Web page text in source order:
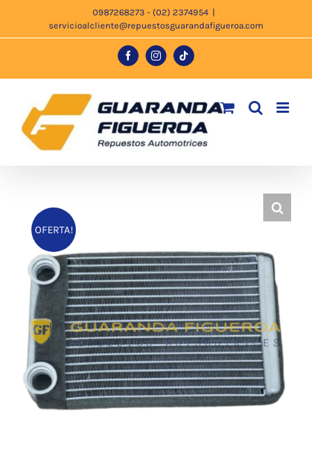
0987268273 - (02) 2374954 |
servicioalcliente@repuestosguarandafigueroa.com
FacebookInstagramTiktok
OFERTA!